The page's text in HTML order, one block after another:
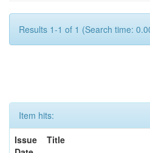
Results 1-1 of 1 (Search time:
Item hits:
Issue
Title